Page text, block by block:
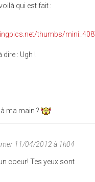
qui est fait :
dire : Ugh !
ma main ?
11/04/2012 à 1h04
coeur! Tes yeux sont